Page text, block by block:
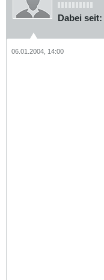
Dabei seit:
06.01.2004, 14:00